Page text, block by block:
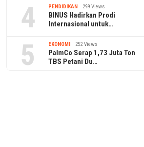
4 PENDIDIKAN 299 Views
BINUS Hadirkan Prodi
Internasional untuk…
5 EKONOMI 252 Views
PalmCo Serap 1,73 Juta Ton
TBS Petani Du…